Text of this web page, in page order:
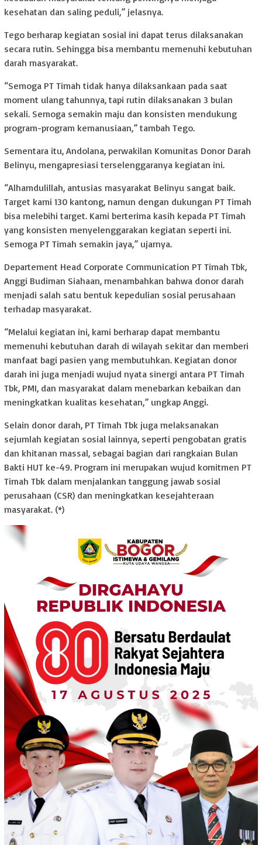
kesehatan dan saling peduli,” jelasnya.
Tego berharap kegiatan sosial ini dapat terus dilaksanakan
secara rutin. Sehingga bisa membantu memenuhi kebutuhan
darah masyarakat.
“Semoga PT Timah tidak hanya dilaksankaan pada saat
moment ulang tahunnya, tapi rutin dilaksanakan 3 bulan
sekali. Semoga semakin maju dan konsisten mendukung
program-program kemanusiaan,” tambah Tego.
Sementara itu, Andolana, perwakilan Komunitas Donor Darah
Belinyu, mengapresiasi terselenggaranya kegiatan ini.
“Alhamdulillah, antusias masyarakat Belinyu sangat baik.
Target kami 130 kantong, namun dengan dukungan PT Timah
bisa melebihi target. Kami berterima kasih kepada PT Timah
yang konsisten menyelenggarakan kegiatan seperti ini.
Semoga PT Timah semakin jaya,” ujarnya.
Departement Head Corporate Communication PT Timah Tbk,
Anggi Budiman Siahaan, menambahkan bahwa donor darah
menjadi salah satu bentuk kepedulian sosial perusahaan
terhadap masyarakat.
“Melalui kegiatan ini, kami berharap dapat membantu
memenuhi kebutuhan darah di wilayah sekitar dan memberi
manfaat bagi pasien yang membutuhkan. Kegiatan donor
darah ini juga menjadi wujud nyata sinergi antara PT Timah
Tbk, PMI, dan masyarakat dalam menebarkan kebaikan dan
meningkatkan kualitas kesehatan,” ungkap Anggi.
Selain donor darah, PT Timah Tbk juga melaksanakan
sejumlah kegiatan sosial lainnya, seperti pengobatan gratis
dan khitanan massal, sebagai bagian dari rangkaian Bulan
Bakti HUT ke-49. Program ini merupakan wujud komitmen PT
Timah Tbk dalam menjalankan tanggung jawab sosial
perusahaan (CSR) dan meningkatkan kesejahteraan
masyarakat. (*)